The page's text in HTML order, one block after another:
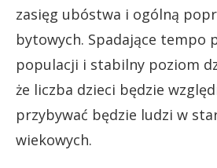
zasięg ubóstwa i ogólną
bytowych. Spadające tempo
populacji i stabilny poziom
że liczba dzieci będzie
przybywać będzie ludzi w
wiekowych.